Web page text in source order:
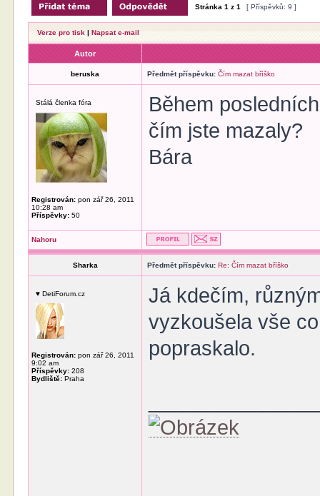
Stránka1 z1 [ Příspěvků: 9 ]
Verze pro tisk |Napsat e-mail
Autor
beruska Předmět příspěvku: Čím mazat bříško
Stálá členka fóra
Registrován: pon zář 26, 2011
10:28 am
Příspěvky: 50
Během
čím jste mazaly?
Bára
Nahoru
Sharka Předmět příspěvku: Re: Čím mazat bříško
♥ DetiForum.cz
Registrován: pon zář 26, 2011
9:02 am
Příspěvky: 208
Bydliště: Praha
Já kdečím,
vyzkoušela vše
popraskalo.